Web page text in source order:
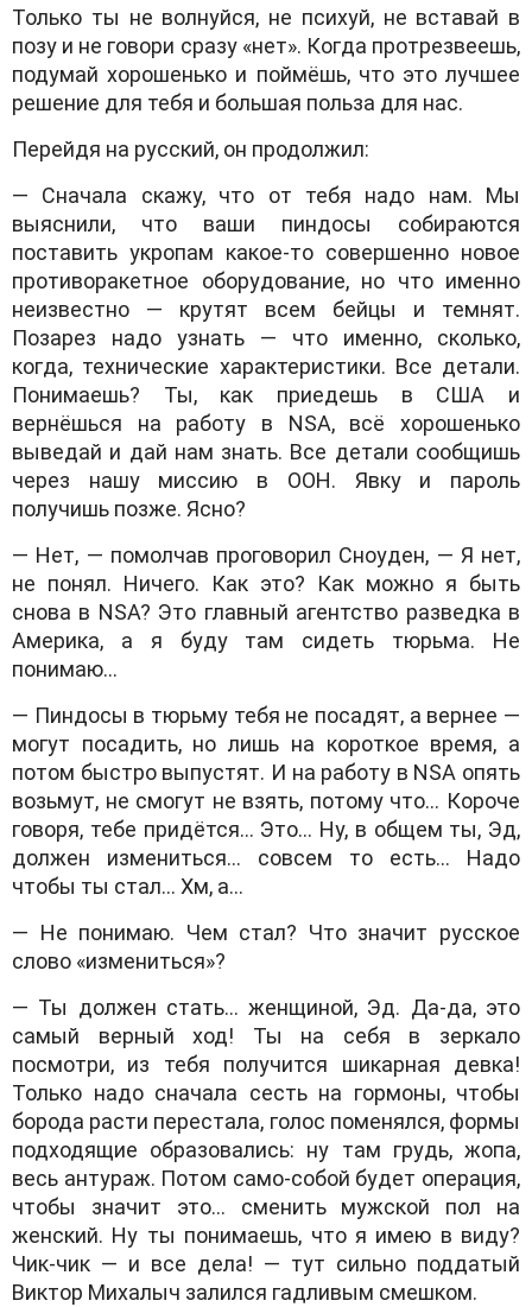
Только ты не волнуйся, не психуй, не вставай в
позу и не говори сразу «нет». Когда протрезвеешь,
подумай хорошенько и поймёшь, что это лучшее
решение для тебя и большая польза для нас.
Перейдя на русский, он продолжил:
— Сначала скажу, что от тебя надо нам. Мы
выяснили, что ваши пиндосы собираются
поставить укропам какое-то совершенно новое
противоракетное оборудование, но что именно
неизвестно — крутят всем бейцы и темнят.
Позарез надо узнать — что именно, сколько,
когда, технические характеристики. Все детали.
Понимаешь? Ты, как приедешь в США и
вернёшься на работу в NSA, всё хорошенько
выведай и дай нам знать. Все детали сообщишь
через нашу миссию в ООН. Явку и пароль
получишь позже. Ясно?
— Нет, — помолчав проговорил Сноуден, — Я нет,
не понял. Ничего. Как это? Как можно я быть
снова в NSA? Это главный агентство разведка в
Америка, а я буду там сидеть тюрьма. Не
понимаю…
— Пиндосы в тюрьму тебя не посадят, а вернее —
могут посадить, но лишь на короткое время, а
потом быстро выпустят. И на работу в NSA опять
возьмут, не смогут не взять, потому что… Короче
говоря, тебе придётся… Это… Ну, в общем ты, Эд,
должен измениться… совсем то есть… Надо
чтобы ты стал… Хм, а…
— Не понимаю. Чем стал? Что значит русское
слово «измениться»?
— Ты должен стать… женщиной, Эд. Да-да, это
самый верный ход! Ты на себя в зеркало
посмотри, из тебя получится шикарная девка!
Только надо сначала сесть на гормоны, чтобы
борода расти перестала, голос поменялся, формы
подходящие образовались: ну там грудь, жопа,
весь антураж. Потом само-собой будет операция,
чтобы значит это… сменить мужской пол на
женский. Ну ты понимаешь, что я имею в виду?
Чик-чик — и все дела! — тут сильно поддатый
Виктор Михалыч залился гадливым смешком.